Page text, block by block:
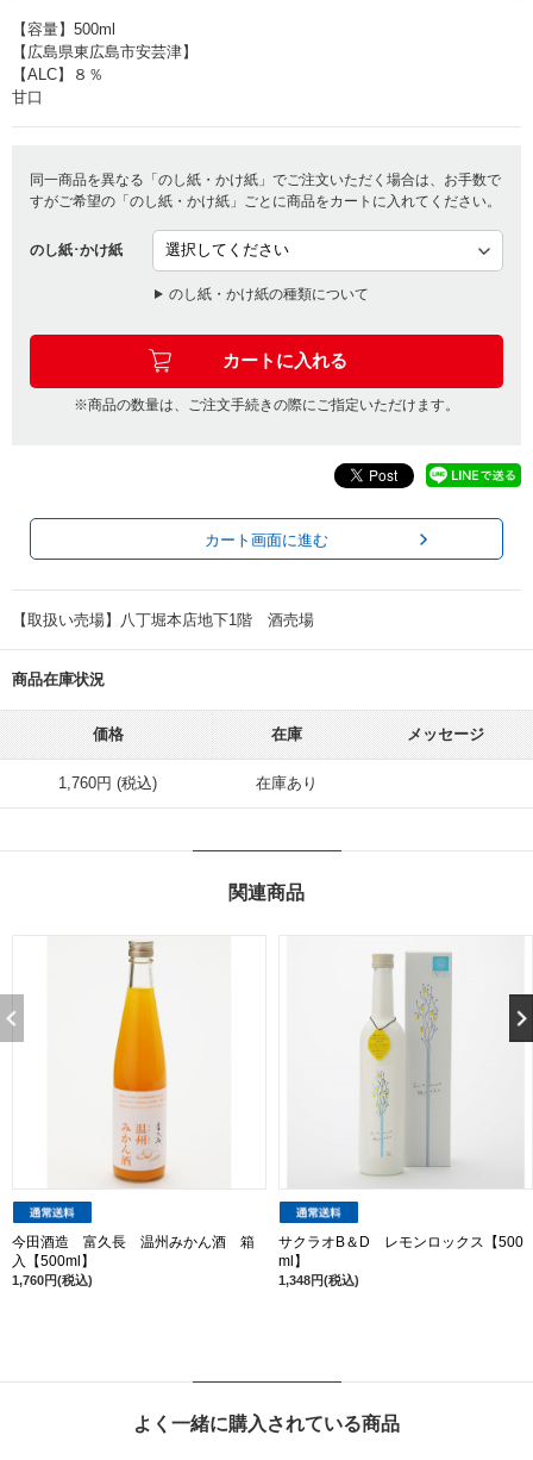
【容量】500ml
【広島県東広島市安芸津】
【ALC】８％
甘口
同一商品を異なる「のし紙・かけ紙」でご注文いただく場合は、お手数で
すがご希望の「のし紙・かけ紙」ごとに商品をカートに入れてください。
のし紙･かけ紙
のし紙・かけ紙の種類について
※商品の数量は、ご注文手続きの際にご指定いただけます。
カート画面に進む
【取扱い売場】八丁堀本店地下1階 酒売場
商品在庫状況
価格 在庫 メッセージ
1,760円 (税込) 在庫あり
関連商品
今田酒造 富久長 温州みかん酒 箱
入【500ml】
1,760円(税込)
サクラオB＆D レモンロックス【500
ml】
1,348円(税込)
よく一緒に購入されている商品